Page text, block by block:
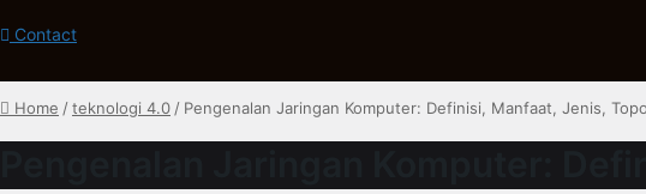
Contact
Home /teknologi 4.0 / Pengenalan Jaringan Komputer: Definisi, Manfaat, Jenis,